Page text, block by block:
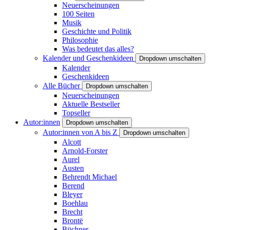
Neuerscheinungen
100 Seiten
Musik
Geschichte und Politik
Philosophie
Was bedeutet das alles?
Kalender und Geschenkideen
Dropdown umschalten
Kalender
Geschenkideen
Alle Bücher
Dropdown umschalten
Neuerscheinungen
Aktuelle Bestseller
Topseller
Autor:innen
Dropdown umschalten
Autor:innen von A bis Z Dropdown umschalten
Alcott
Arnold-Forster
Aurel
Austen
Behrendt Michael
Berend
Bleyer
Boehlau
Brecht
Brontë